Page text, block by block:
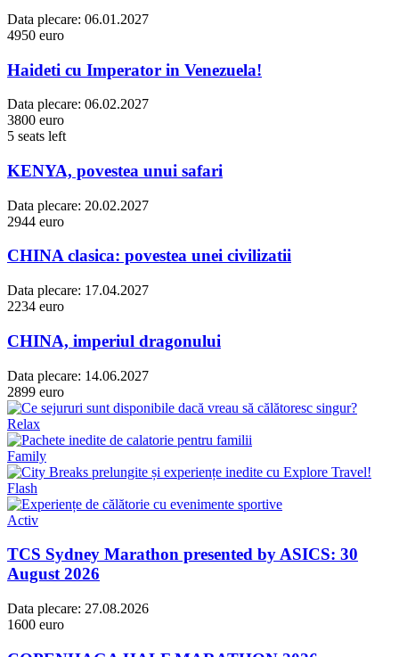
Data plecare: 06.01.2027
4950 euro
Haideti cu Imperator in Venezuela!
Data plecare: 06.02.2027
3800 euro
5 seats left
KENYA, povestea unui safari
Data plecare: 20.02.2027
2944 euro
CHINA clasica: povestea unei civilizatii
Data plecare: 17.04.2027
2234 euro
CHINA, imperiul dragonului
Data plecare: 14.06.2027
2899 euro
Relax
Family
Flash
Activ
TCS Sydney Marathon presented by ASICS: 30
August 2026
Data plecare: 27.08.2026
1600 euro